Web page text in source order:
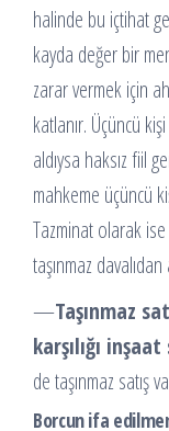
halinde bu içtihat
kayda değer bir
zarar vermek için
katlanır. Üçüncü
aldıysa haksız fiil
mahkeme üçüncü
Tazminat olarak
taşınmaz davalıdan
—Taşınmaz
karşılığı
de taşınmaz satış
Borcun ifa